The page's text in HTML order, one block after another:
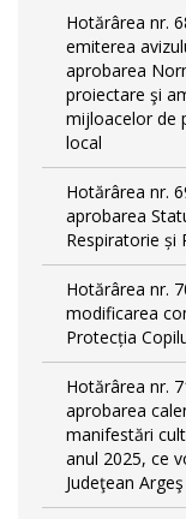
Hotărârea nr.
emiterea
aprobarea
proiectare şi
mijloacelor de
local
Hotărârea nr.
aprobarea
Respiratorie și
Hotărârea nr.
modificarea
Protecția
Hotărârea nr.
aprobarea
manifestări
anul 2025, ce
Judeţean